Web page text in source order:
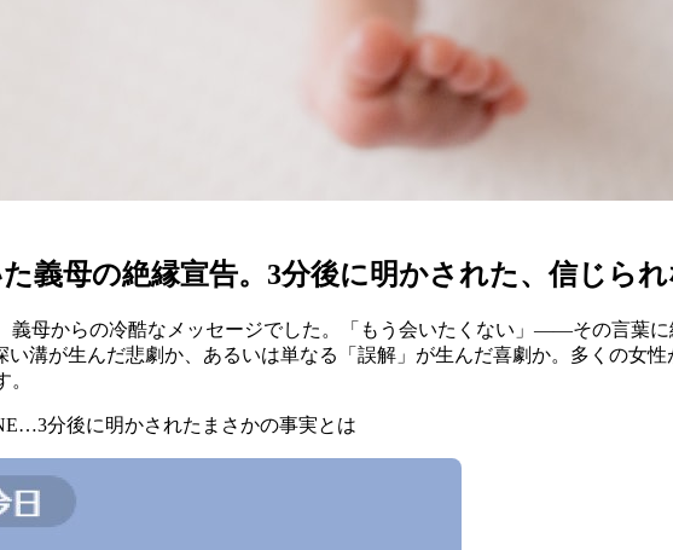
義母の絶縁宣告。3分後に明かされた、信じら
義母からの冷酷なメッセージでした。「もう会いたくない」――その言葉
溝が生んだ悲劇か、あるいは単なる「誤解」が生んだ喜劇か。多くの女
分後に明かされたまさかの事実とは